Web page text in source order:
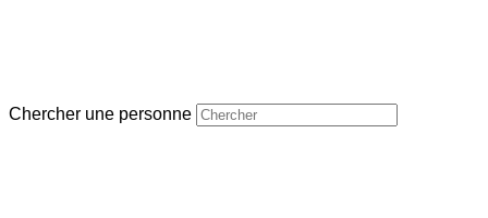
Chercher une personne